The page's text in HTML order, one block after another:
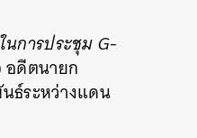
การประชุม G-
อดีตนายก
ธ์ระหว่างแดน